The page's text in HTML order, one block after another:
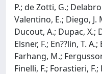
P.; de Zotti, G.;
Valentino, E.; Diego, J.
Ducout, A.; Dupac, X.;
Elsner, F.; En??lin, T.
Farhang, M.;
Finelli, F.; Forastieri,